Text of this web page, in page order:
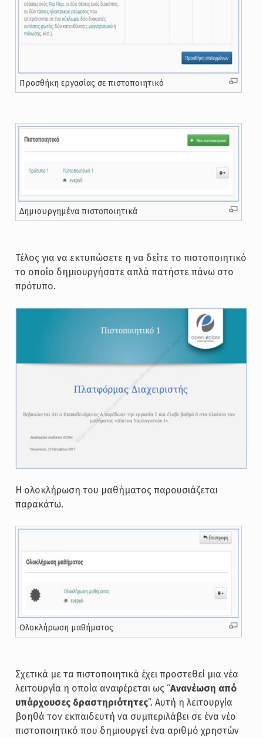
Προσθήκη εργασίας σε πιστοποιητικό
Δημιουργημένα πιστοποιητικά
Τέλος για να εκτυπώσετε η να δείτε το πιστοποιητικό
το οποίο δημιουργήσατε απλά πατήστε πάνω στο
πρότυπο.
Η ολοκλήρωση του μαθήματος παρουσιάζεται
παρακάτω.
Ολοκλήρωση μαθήματος
Σχετικά με τα πιστοποιητικά έχει προστεθεί μια νέα
λειτουργία η οποία αναφέρεται ως “Ανανέωση από
υπάρχουσες δραστηριότητες”. Αυτή η λειτουργία
βοηθά τον εκπαιδευτή να συμπεριλάβει σε ένα νέο
πιστοποιητικό που δημιουργεί ένα αριθμό χρηστών